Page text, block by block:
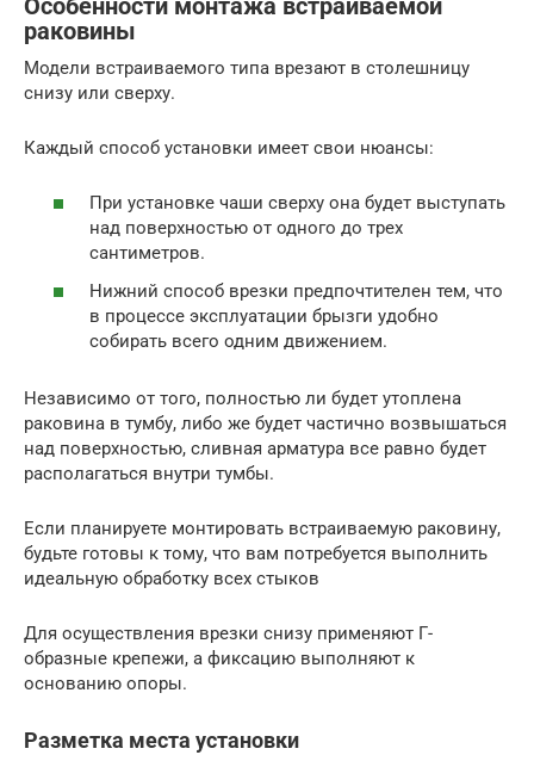
Особенности монтажа встраиваемой
раковины
Модели встраиваемого типа врезают в столешницу
снизу или сверху.
Каждый способ установки имеет свои нюансы:
При установке чаши сверху она будет выступать
над поверхностью от одного до трех
сантиметров.
Нижний способ врезки предпочтителен тем, что
в процессе эксплуатации брызги удобно
собирать всего одним движением.
Независимо от того, полностью ли будет утоплена
раковина в тумбу, либо же будет частично возвышаться
над поверхностью, сливная арматура все равно будет
располагаться внутри тумбы.
Если планируете монтировать встраиваемую раковину,
будьте готовы к тому, что вам потребуется выполнить
идеальную обработку всех стыков
Для осуществления врезки снизу применяют Г-
образные крепежи, а фиксацию выполняют к
основанию опоры.
Разметка места установки